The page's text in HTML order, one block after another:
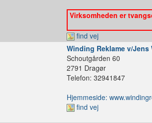
Virksomheden er
find vej
Winding Reklame v/
Schoutgården 60
2791 Dragør
Telefon: 32941847
Hjemmeside:
find vej